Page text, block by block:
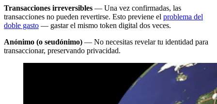
Transacciones irreversibles — Una vez confirmadas, las
transacciones no pueden revertirse. Esto previene el problema del
doble gasto — gastar el mismo token digital dos veces.
Anónimo (o seudónimo) — No necesitas revelar tu identidad para
transaccionar, preservando privacidad.